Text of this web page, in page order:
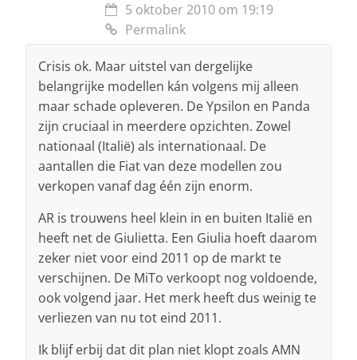
5 oktober 2010 om 19:19
Permalink
Crisis ok. Maar uitstel van dergelijke
belangrijke modellen kán volgens mij alleen
maar schade opleveren. De Ypsilon en Panda
zijn cruciaal in meerdere opzichten. Zowel
nationaal (Italië) als internationaal. De
aantallen die Fiat van deze modellen zou
verkopen vanaf dag één zijn enorm.
AR is trouwens heel klein in en buiten Italië en
heeft net de Giulietta. Een Giulia hoeft daarom
zeker niet voor eind 2011 op de markt te
verschijnen. De MiTo verkoopt nog voldoende,
ook volgend jaar. Het merk heeft dus weinig te
verliezen van nu tot eind 2011.
Ik blijf erbij dat dit plan niet klopt zoals AMN